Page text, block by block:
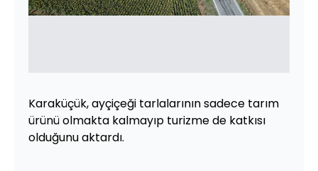
Karaküçük, ayçiçeği tarlalarının sadece tarım
ürünü olmakta kalmayıp turizme de katkısı
olduğunu aktardı.